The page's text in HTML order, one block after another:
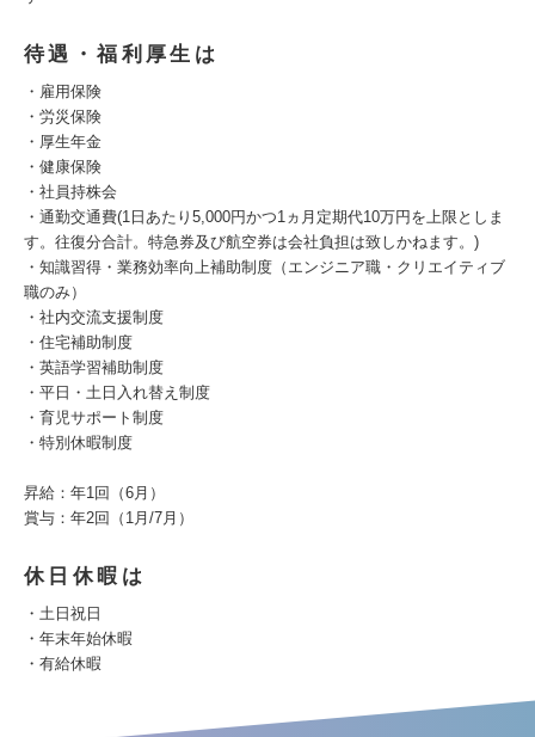
待遇・福利厚生は
・雇用保険
・労災保険
・厚生年金
・健康保険
・社員持株会
・通勤交通費(1日あたり5,000円かつ1ヵ月定期代10万円を上限としま
す。往復分合計。特急券及び航空券は会社負担は致しかねます。)
・知識習得・業務効率向上補助制度（エンジニア職・クリエイティブ
職のみ）
・社内交流支援制度
・住宅補助制度
・英語学習補助制度
・平日・土日入れ替え制度
・育児サポート制度
・特別休暇制度
昇給：年1回（6月）
賞与：年2回（1月/7月）
休日休暇は
・土日祝日
・年末年始休暇
・有給休暇